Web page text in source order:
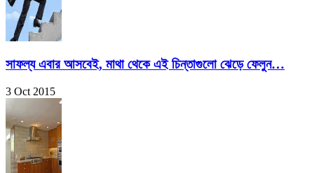
সাফল্য এবার আসবেই, মাথা থেকে এই চিন্তাগুলো ঝেড়ে ফেলুন…
3 Oct 2015